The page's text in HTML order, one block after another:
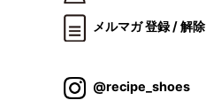
メルマガ 登録 / 解除
@recipe_shoes